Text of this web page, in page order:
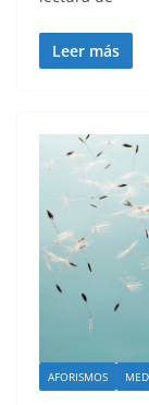
Leer más
AFORISMOS